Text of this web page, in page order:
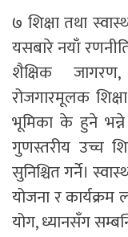
७ शिक्षा तथा
यसबारे नयाँ
शैक्षिक
रोजगारमूलक
भूमिका के हुने भन्ने
गुणस्तरीय उच्च
सुनिश्चित गर्ने।
योजना र
योग, ध्यानसँग